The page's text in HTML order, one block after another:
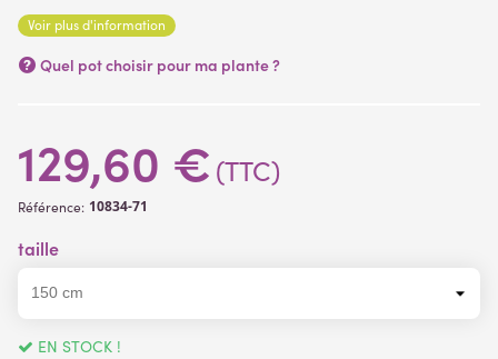
Voir plus d'information
Quel pot choisir pour ma plante ?
129,60 € (TTC)
Référence: 10834-71
taille
EN STOCK !